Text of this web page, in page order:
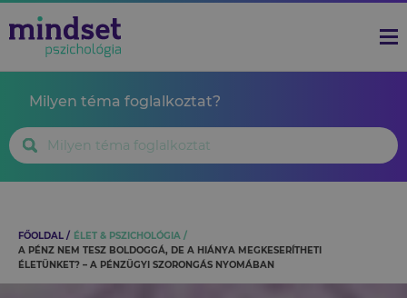
Milyen téma foglalkoztat?
FŐOLDAL
ÉLET & PSZICHOLÓGIA
A PÉNZ NEM TESZ BOLDOGGÁ, DE A HIÁNYA MEGKESERÍTHETI
ÉLETÜNKET? – A PÉNZÜGYI SZORONGÁS NYOMÁBAN